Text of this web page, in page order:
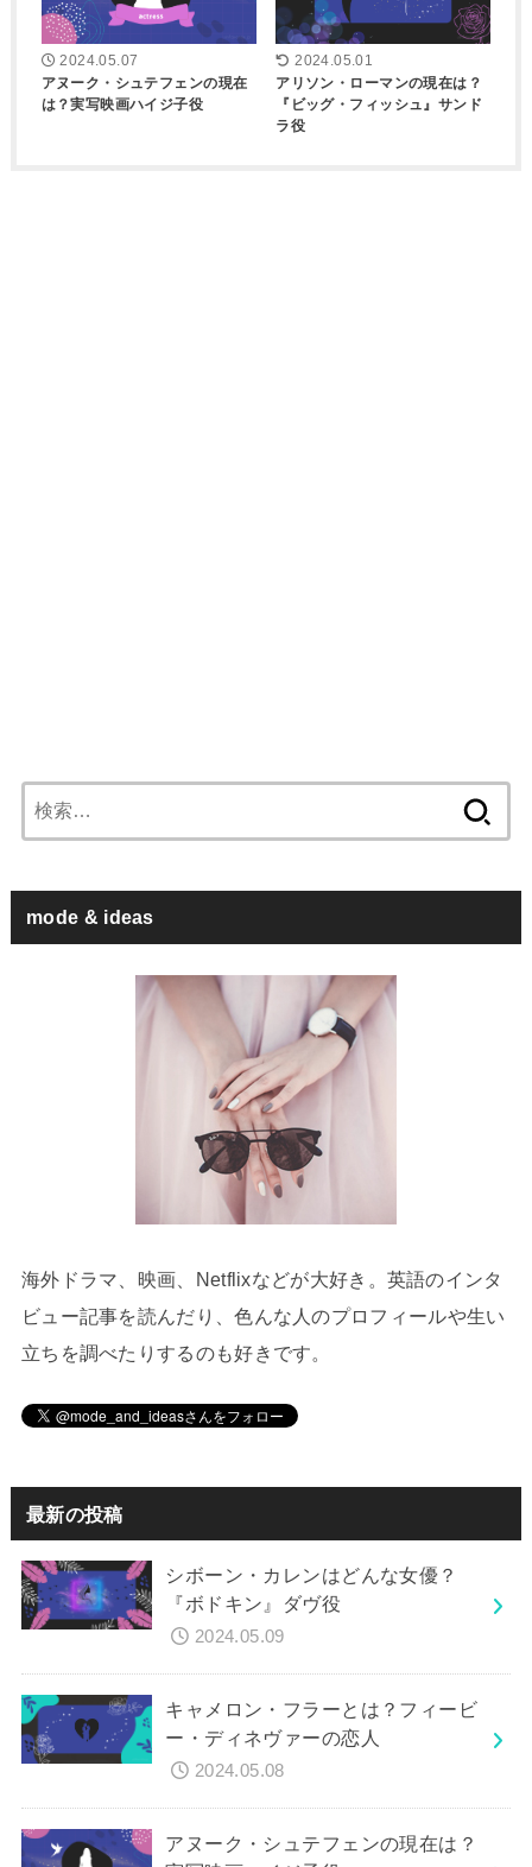
2024.05.07
アヌーク・シュテフェンの現在
は？実写映画ハイジ子役
2024.05.01
アリソン・ローマンの現在は？
『ビッグ・フィッシュ』サンド
ラ役
索:
mode & ideas
海外ドラマ、映画、Netflixなどが大好き。英語のインタ
ビュー記事を読んだり、色んな人のプロフィールや生い
立ちを調べたりするのも好きです。
最新の投稿
シボーン・カレンはどんな女優？
『ボドキン』ダヴ役
2024.05.09
キャメロン・フラーとは？フィービ
ー・ディネヴァーの恋人
2024.05.08
アヌーク・シュテフェンの現在は？